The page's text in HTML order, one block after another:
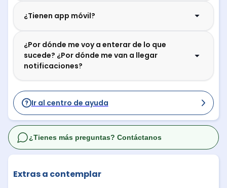
¿Tienen app móvil?
¿Por dónde me voy a enterar de lo que
sucede? ¿Por dónde me van a llegar
notificaciones?
Ir al centro de ayuda
Extras a contemplar
¿Tienes más preguntas? Contáctanos